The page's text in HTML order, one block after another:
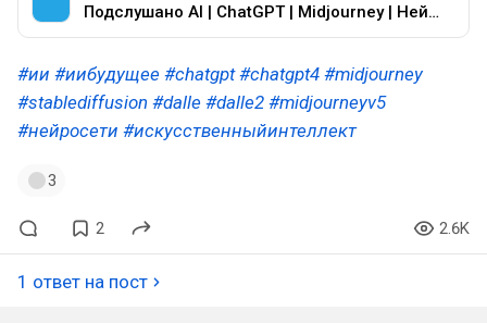
Подслушано AI | ChatGPT | Midjourney | Нейросети
#ии #иибудущее #chatgpt #chatgpt4 #midjourney
#stablediffusion #dalle #dalle2 #midjourneyv5
#нейросети #искусственныйинтеллект
3
2 2.6K
1 ответ на пост